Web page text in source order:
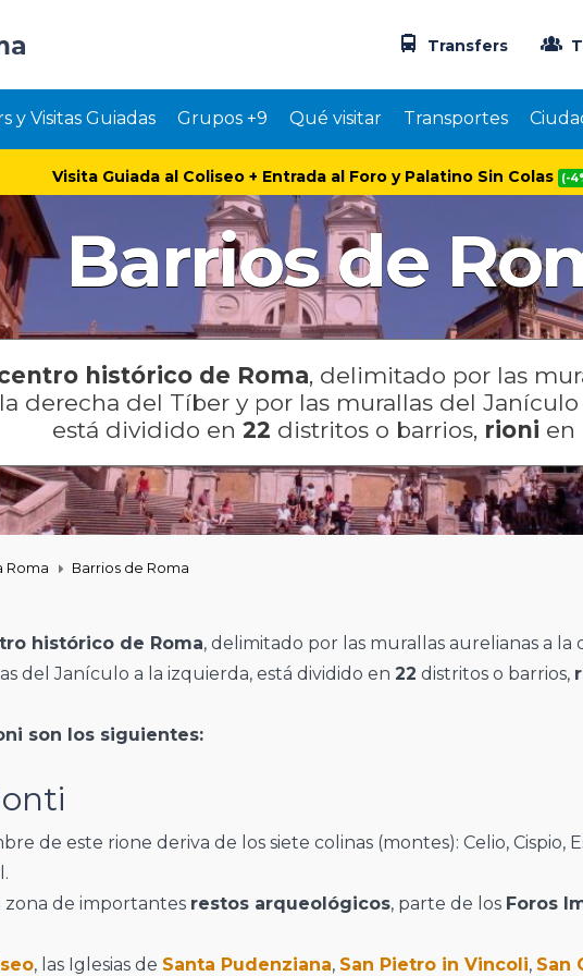
Visita Guiada al Coliseo + Entrada al Foro y Palatino Sin Colas (-
Transfers
y Visitas Guiadas Grupos +9 Qué visitar Transportes
Barrios de
histórico de Roma, delimitado por las
derecha del Tíber y por las murallas del
está dividido en 22 distritos o barrios, rioni en
Roma Barrios de Roma
histórico de Roma, delimitado por las murallas aurelianas a
del Janículo a la izquierda, está dividido en22 distritos o barrios,
son los siguientes:
de este rione deriva de los siete colinas (montes): Celio, Cispio,
zona de importantes restos arqueológicos, parte de los Foros
, las Iglesias de Santa Pudenziana, San Pietro in Vincoli, San